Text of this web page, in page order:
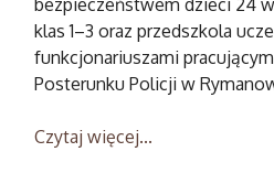
bezpieczeństwem dzieci 24
klas 1–3 oraz przedszkola
funkcjonariuszami
Posterunku Policji w
Czytaj więcej...